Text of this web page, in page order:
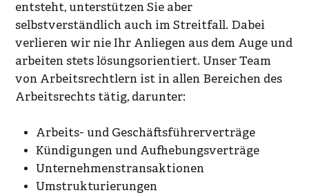
entsteht, unterstützen Sie aber
selbstverständlich auch im Streitfall. Dabei
verlieren wir nie Ihr Anliegen aus dem Auge und
arbeiten stets lösungsorientiert. Unser Team
von Arbeitsrechtlern ist in allen Bereichen des
Arbeitsrechts tätig, darunter:
Arbeits- und Geschäftsführerverträge
Kündigungen und Aufhebungsverträge
Unternehmenstransaktionen
Umstrukturierungen